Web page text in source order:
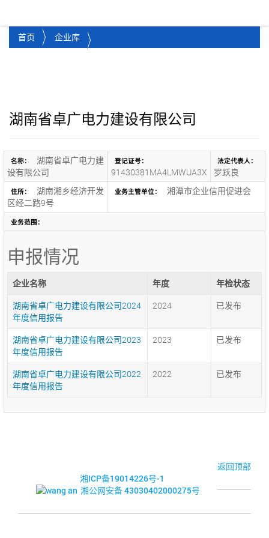
首页 企业库
湖南省卓广电力建设有限公司
名称：
湖南省卓广电力建
设有限公司
登记证号：
91430381MA4LMWUA3X
法定代表人：
罗跃良
住所：
湖南湘乡经济开发
区经二路9号
业务主管单位： 湘潭市企业信用促进会
业务范围：
申报情况
企业名称 年度
年检状态
湖南省卓广电力建设有限公司2024
年度信用报告
2024 已发布
湖南省卓广电力建设有限公司2023
年度信用报告
2023 已发布
湖南省卓广电力建设有限公司2022
年度信用报告
2022 已发布
返回顶部
湘ICP备19014226号-1
湘公网安备 43030402000275号